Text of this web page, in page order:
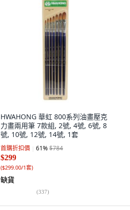
HWAHONG 華虹 800系列油畫壓克
力畫兩用筆 7款組, 2號, 4號, 6號, 8
號, 10號, 12號, 14號, 1套
首購折扣價 61%$784
$299
($299.00/1套)
缺貨
(337)